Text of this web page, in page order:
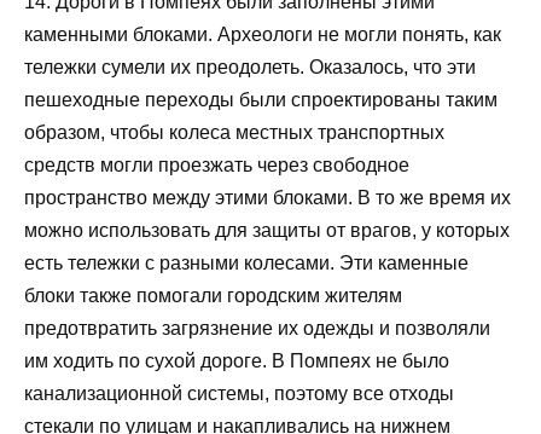
каменными блоками. Археологи не могли понять, как
тележки сумели их преодолеть. Оказалось, что эти
пешеходные переходы были спроектированы таким
образом, чтобы колеса местных транспортных
средств могли проезжать через свободное
пространство между этими блоками. В то же время их
можно использовать для защиты от врагов, у которых
есть тележки с разными колесами. Эти каменные
блоки также помогали городским жителям
предотвратить загрязнение их одежды и позволяли
им ходить по сухой дороге. В Помпеях не было
канализационной системы, поэтому все отходы
стекали по улицам и накапливались на нижнем